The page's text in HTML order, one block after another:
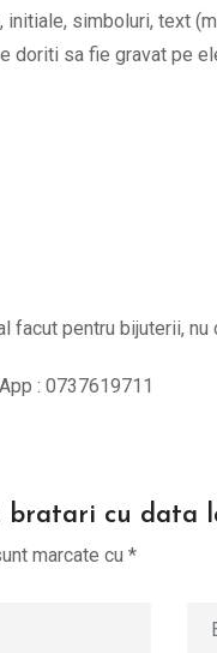
simboluri, text
doriti sa fie gravat pe
pentru bijuterii, nu
: 0737619711
cu data
marcate cu *